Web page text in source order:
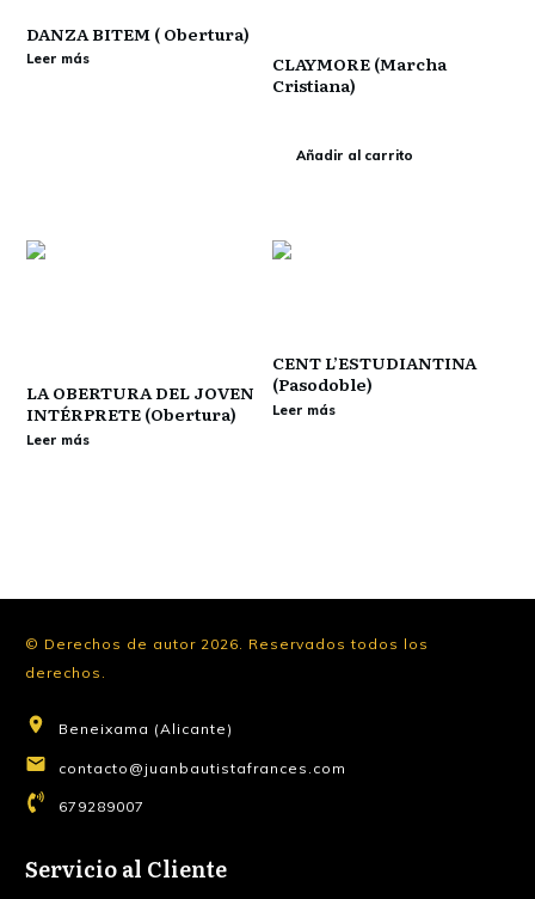
DANZA BITEM ( Obertura)
Leer más
CLAYMORE (Marcha
Cristiana)
Añadir al carrito
LA OBERTURA DEL JOVEN
INTÉRPRETE (Obertura)
Leer más
CENT L’ESTUDIANTINA
(Pasodoble)
Leer más
© Derechos de autor 2026
Reservados todos los
derechos.
Beneixama (Alicante)
contacto@juanbautistafrances.com
679289007
Servicio al Cliente